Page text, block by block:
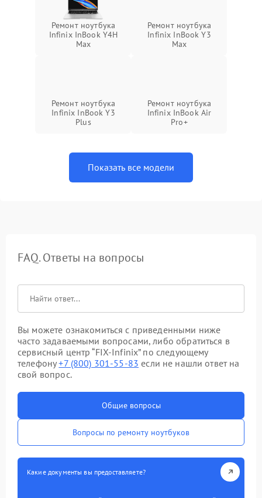
Ремонт ноутбука
Infinix InBook Y4H
Max
Ремонт ноутбука
Infinix InBook Y3
Max
Ремонт ноутбука
Infinix InBook Y3
Plus
Ремонт ноутбука
Infinix InBook Air
Pro+
Показать все модели
FAQ. Ответы на вопросы
Вы можете ознакомиться с приведенными ниже
часто задаваемыми вопросами, либо обратиться в
сервисный центр “FIX-Infinix” по следующему
телефону+7 (800) 301-55-83 если не нашли ответ на
свой вопрос.
Общие вопросы
Вопросы по ремонту ноутбуков
Какие документы вы предоставляете?